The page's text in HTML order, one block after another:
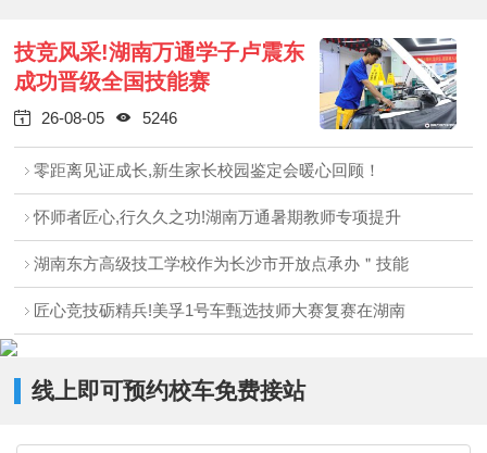
技竞风采!湖南万通学子卢震东
成功晋级全国技能赛
 26-08-05  5246
零距离见证成长,新生家长校园鉴定会暖心回顾！
怀师者匠心,行久久之功!湖南万通暑期教师专项提升
湖南东方高级技工学校作为长沙市开放点承办＂技能
匠心竞技砺精兵!美孚1号车甄选技师大赛复赛在湖南
线上即可预约校车免费接站